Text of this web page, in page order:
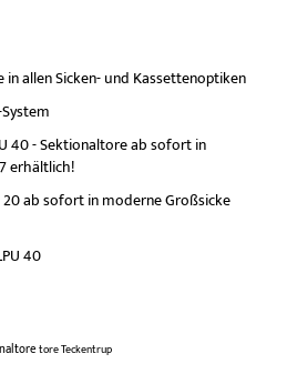
allen Sicken- und Kassettenoptiken
40 - Sektionaltore ab sofort in
erhältlich!
ab sofort in moderne Großsicke
40
toreTeckentrup